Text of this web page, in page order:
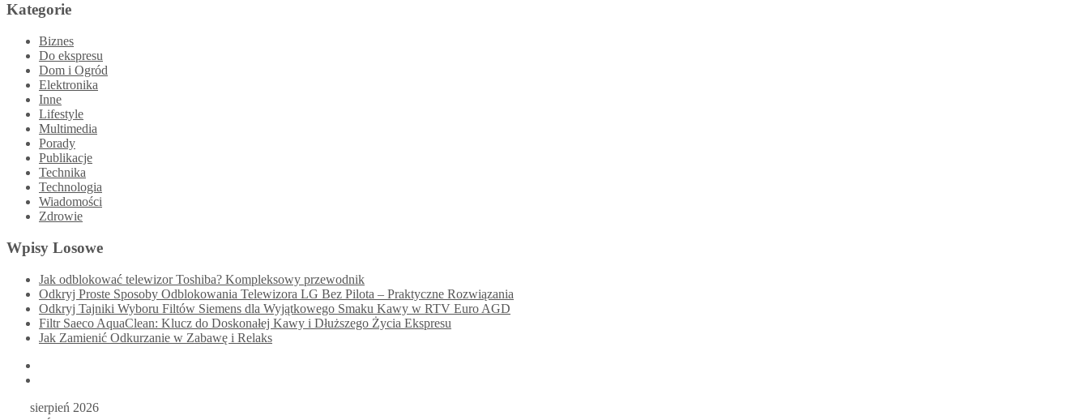
Kategorie
Biznes
Do ekspresu
Dom i Ogród
Elektronika
Inne
Lifestyle
Multimedia
Porady
Publikacje
Technika
Technologia
Wiadomości
Zdrowie
Wpisy Losowe
Jak odblokować telewizor Toshiba? Kompleksowy przewodnik
Odkryj Proste Sposoby Odblokowania Telewizora LG Bez Pilota – Praktyczne Rozwiązania
Odkryj Tajniki Wyboru Filtów Siemens dla Wyjątkowego Smaku Kawy w RTV Euro AGD
Filtr Saeco AquaClean: Klucz do Doskonałej Kawy i Dłuższego Życia Ekspresu
Jak Zamienić Odkurzanie w Zabawę i Relaks
sierpień 2026